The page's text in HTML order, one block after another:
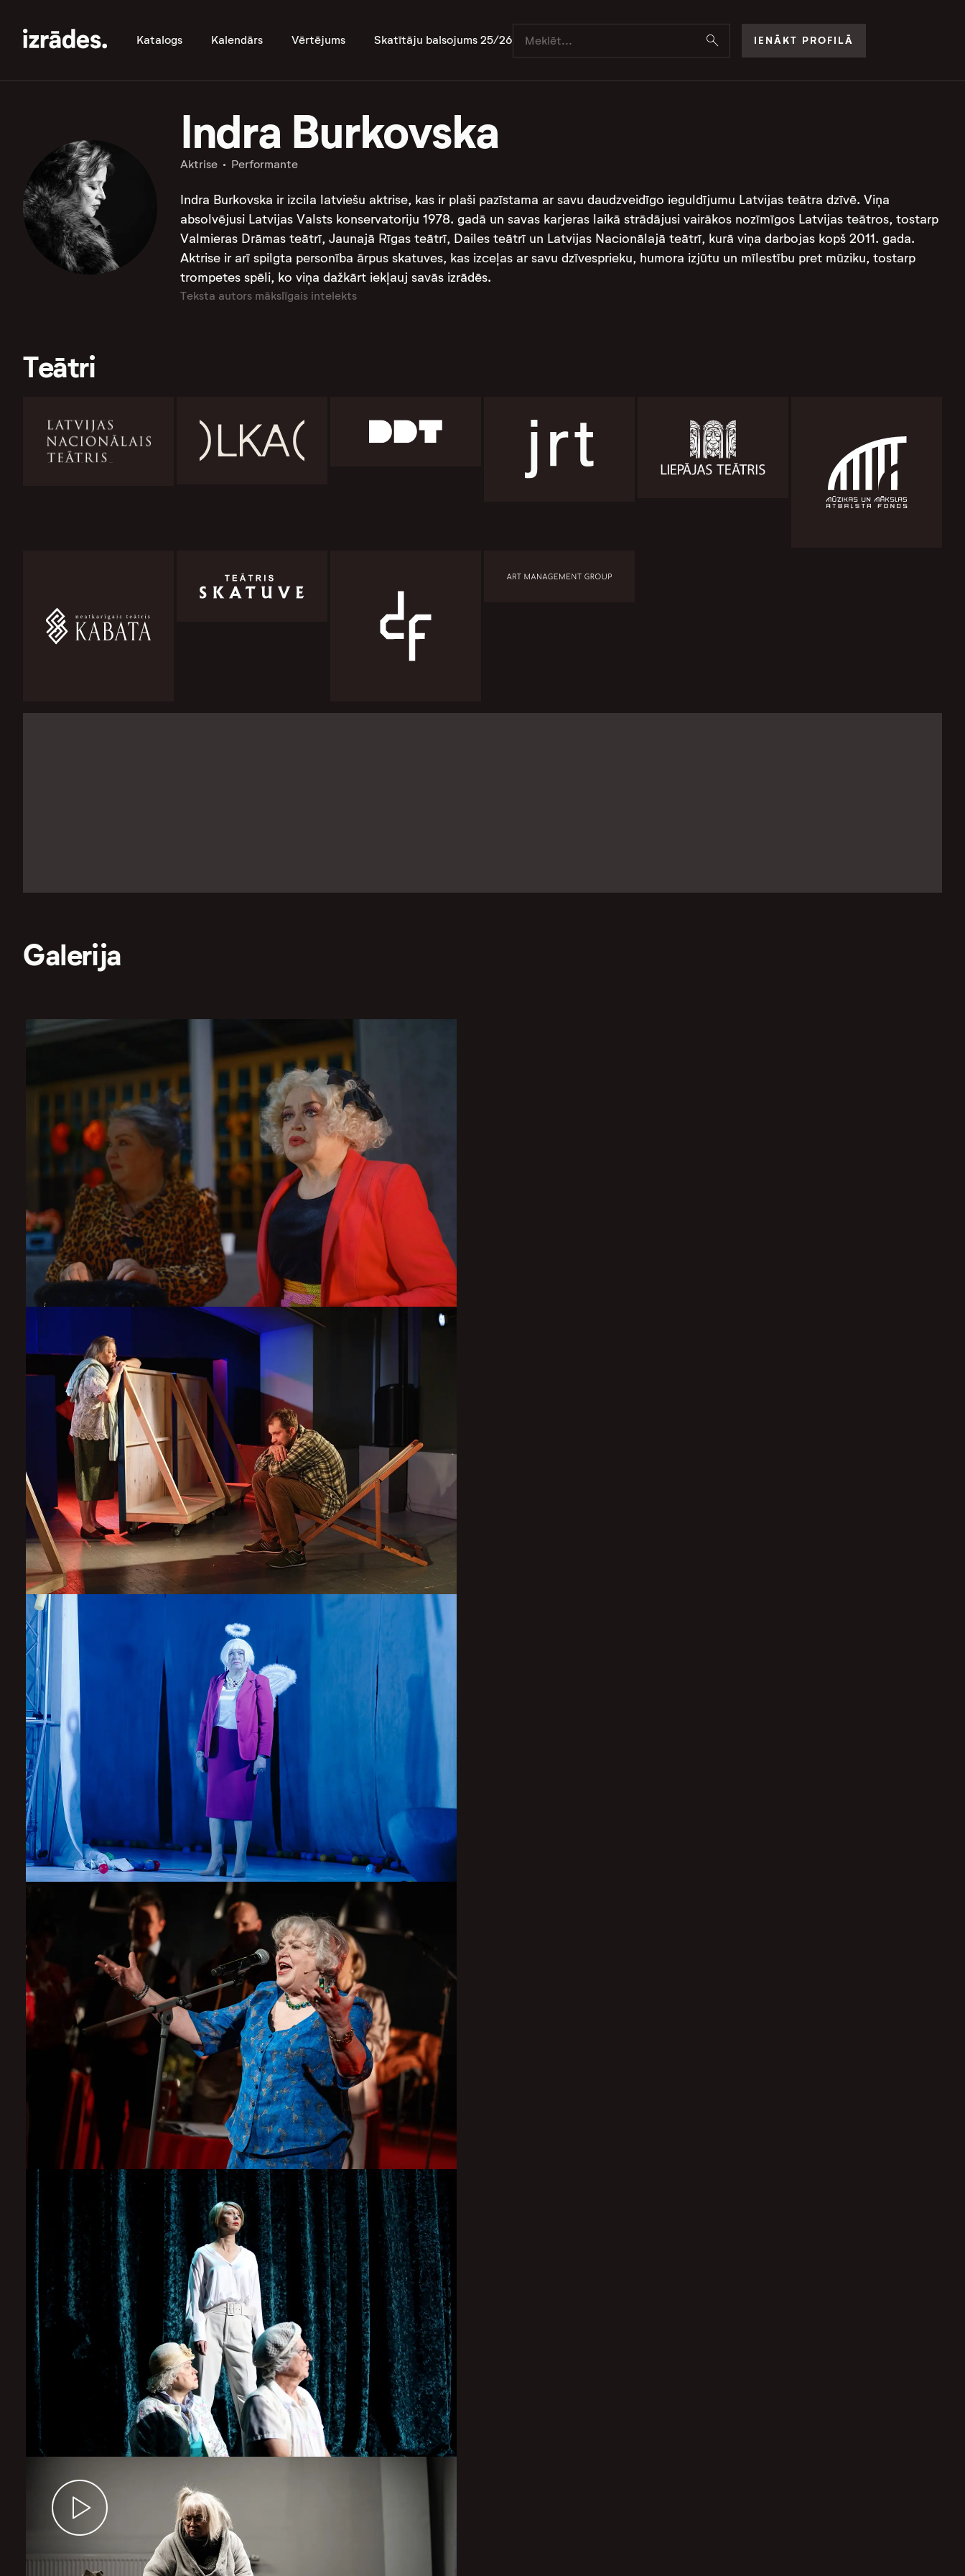
Katalogs Kalendārs Vērtējums Skatītāju balsojums 25/26 IENĀKT PROFILĀ
Indra Burkovska
Aktrise Performante
Indra Burkovska ir izcila latviešu aktrise, kas ir plaši pazīstama ar savu daudzveidīgo ieguldījumu Latvijas teātra dzīvē. Viņa
absolvējusi Latvijas Valsts konservatoriju 1978. gadā un savas karjeras laikā strādājusi vairākos nozīmīgos Latvijas teātros, tostarp
Valmieras Drāmas teātrī, Jaunajā Rīgas teātrī, Dailes teātrī un Latvijas Nacionālajā teātrī, kurā viņa darbojas kopš 2011. gada.
Aktrise ir arī spilgta personība ārpus skatuves, kas izceļas ar savu dzīvesprieku, humora izjūtu un mīlestību pret mūziku, tostarp
trompetes spēli, ko viņa dažkārt iekļauj savās izrādēs​.
Teksta autors mākslīgais intelekts
Teātri
Galerija